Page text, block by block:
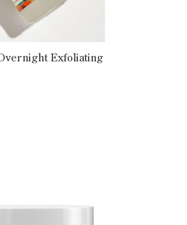
Exfoliating